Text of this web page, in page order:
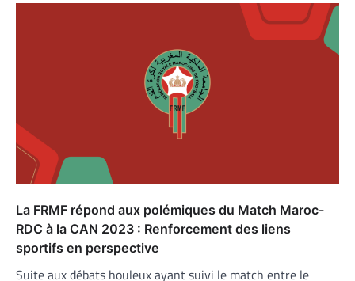
La FRMF répond aux polémiques du Match Maroc-
RDC à la CAN 2023 : Renforcement des liens
sportifs en perspective
Suite aux débats houleux ayant suivi le match entre le